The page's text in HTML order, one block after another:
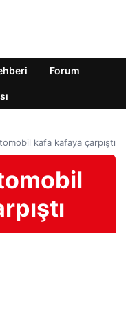
Forum
kafa kafaya çarpıştı